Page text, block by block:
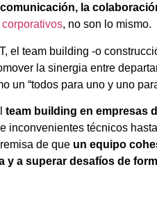
comunicación, la
, no son lo mismo.
el team building -o
la sinergia entre
un “todos para uno y uno
team building en empresas
inconvenientes técnicos
de que un equipo
y a superar desafíos de